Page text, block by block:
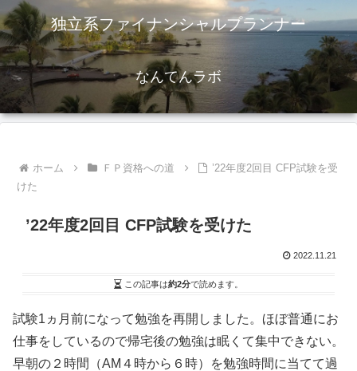
独立系ファイナンシャルプランナー
なんてんラボ
ホーム ＦＰ資格への道
’22年度2回目 CFP試験を受
けた
’22年度2回目 CFP試験を受けた
2022.11.21
この記事は約2分で読めます。
試験1ヵ月前になって勉強を再開しました。ほぼ普通にお
仕事をしているので帰宅後の勉強は眠くて集中できない。
早朝の２時間（AM４時から６時）を勉強時間に当てて過